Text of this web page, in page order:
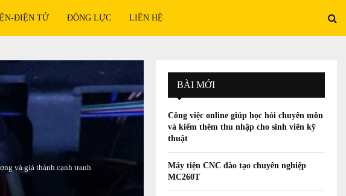
ĐIỆN TỬ ĐỘNG LỰC LIÊN HỆ
và giá thành cạnh tranh
BÀI MỚI
Công việc online giúp học hỏi chuyên môn
và kiếm thêm thu nhập cho sinh viên kỹ
thuật
Máy tiện CNC đào tạo chuyên nghiệp
MC260T